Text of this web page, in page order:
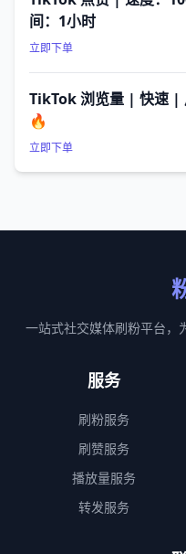
间：1小时
立即下单
TikTok 浏览量 | 快速
🔥
立即下单
一站式社交媒体刷粉平台，
服务
刷粉服务
刷赞服务
播放量服务
转发服务